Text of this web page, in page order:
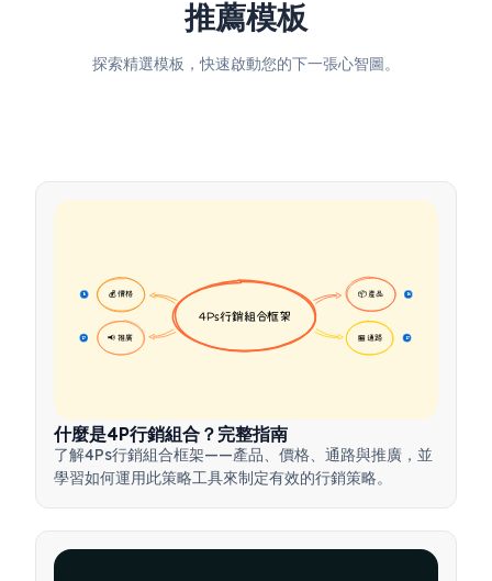
推薦模板
探索精選模板，快速啟動您的下一張心智圖。
📦 產品 16
💰 價格
16
🏪 通路 17
📢 推廣
17
4Ps行銷組合框架
什麼是4P行銷組合？完整指南
了解4Ps行銷組合框架——產品、價格、通路與推廣，並
學習如何運用此策略工具來制定有效的行銷策略。